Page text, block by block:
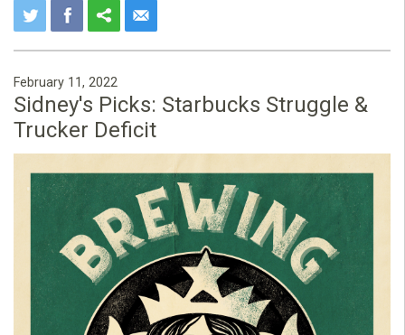
February 11, 2022
Sidney's Picks: Starbucks Struggle &
Trucker Deficit